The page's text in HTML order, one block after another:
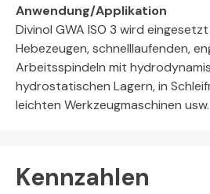
Anwendung/Applikation
Divinol GWA ISO 3 wird
Hebezeugen, schnelllaufenden,
Arbeitsspindeln mit
hydrostatischen Lagern, in
leichten Werkzeugmaschinen usw.
Kennzahlen